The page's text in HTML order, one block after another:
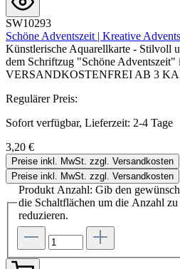
SW10293
Schöne Adventszeit | Kreative
Künstlerische Aquarellkarte - Stilvoll
dem Schriftzug "Schöne
VERSANDKOSTENFREI AB 3
Regulärer Preis:
Sofort verfügbar, Lieferzeit: 2-4 Tage
3,20 €
Preise inkl. MwSt. zzgl. Versandkosten
Preise inkl. MwSt. zzgl. Versandkosten
Produkt Anzahl: Gib den
die Schaltflächen um die Anzahl zu
reduzieren.